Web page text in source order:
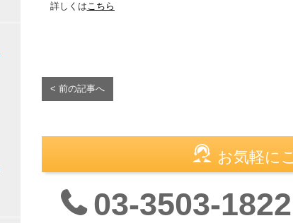
詳しくはこちら
< 前の記事へ
お気軽に
03-3503-1822